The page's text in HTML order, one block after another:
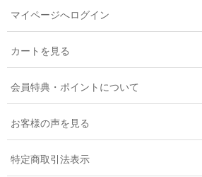
マイページへログイン
カートを見る
会員特典・ポイントについて
お客様の声を見る
特定商取引法表示